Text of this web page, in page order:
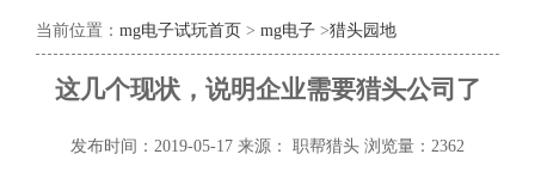
当前位置： mg电子试玩首页 > mg电子 >猎头园地
这几个现状，说明企业需要猎头公司了
发布时间：2019-05-17 来源： 职帮猎头 浏览量：2362